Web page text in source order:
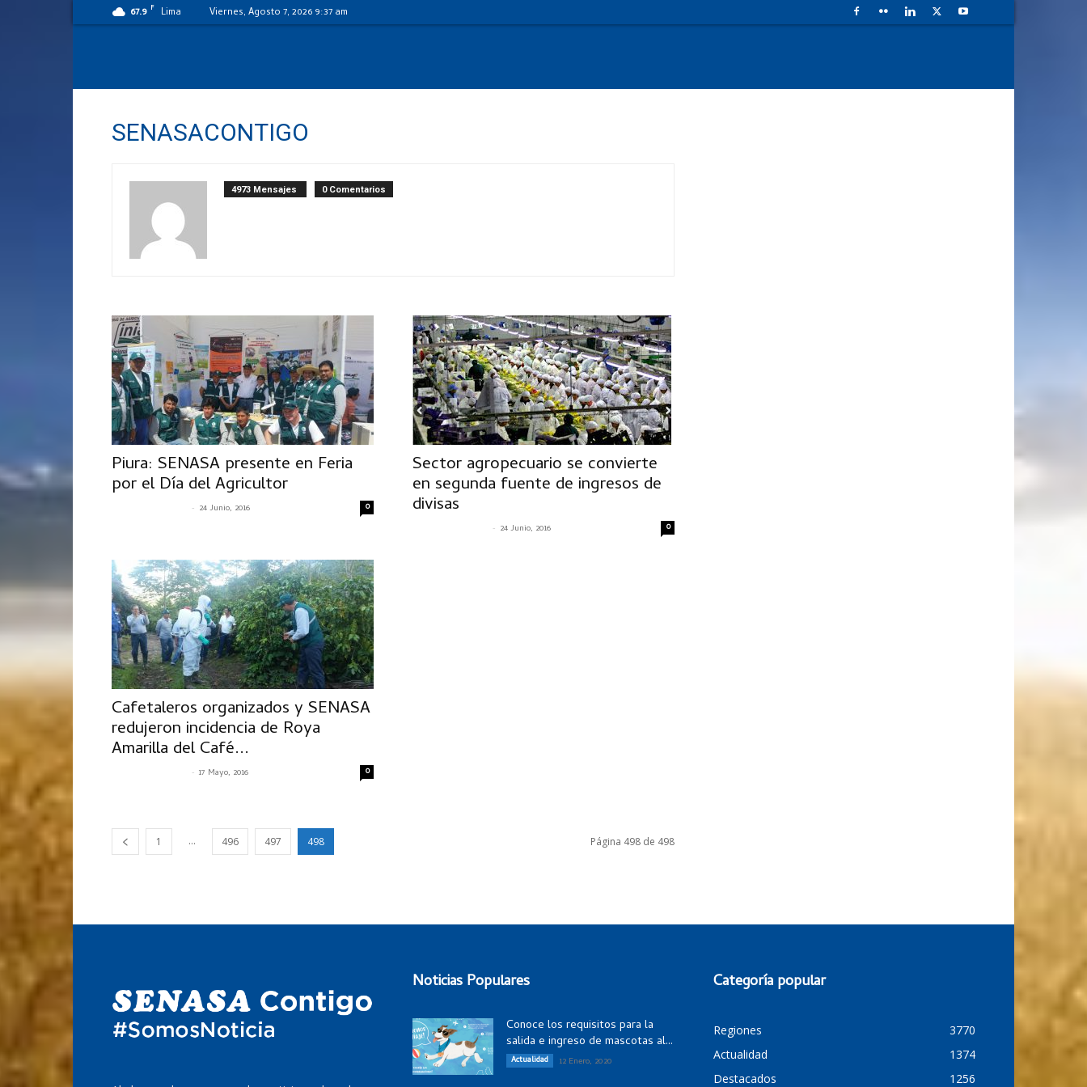
67.9 F Lima Viernes, Agosto 7, 2026 9:37 am
SENASACONTIGO
4973 Mensajes 0 Comentarios
Piura: SENASA presente en Feria
por el Día del Agricultor
- 24 Junio, 2016 0
Sector agropecuario se convierte
en segunda fuente de ingresos de
divisas
- 24 Junio, 2016 0
Cafetaleros organizados y SENASA
redujeron incidencia de Roya
Amarilla del Café...
- 17 Mayo, 2016 0
1 ... 496 497 498 Página 498 de 498
Noticias Populares
Conoce los requisitos para la
salida e ingreso de mascotas al...
Actualidad 12 Enero, 2020
Categoría popular
Regiones
3770
Actualidad
1374
Destacados
1256